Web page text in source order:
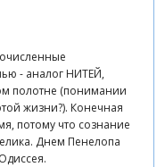
- аналог НИТЕЙ,
полотне (понимании
жизни?). Конечная
потому что сознание
Днем Пенелопа